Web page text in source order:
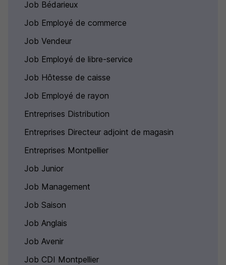
Job Bédarieux
Job Employé de commerce
Job Vendeur
Job Employé de libre-service
Job Hôtesse de caisse
Job Employé de rayon
Entreprises Distribution
Entreprises Directeur adjoint de magasin
Entreprises Montpellier
Job Junior
Job Management
Job Saison
Job Anglais
Job Avenir
Job CDI Montpellier